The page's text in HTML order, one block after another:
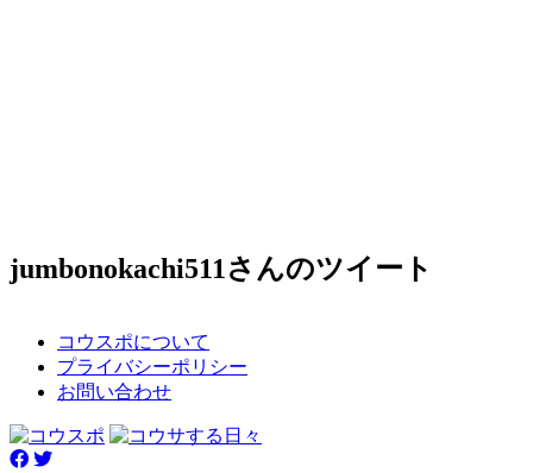
jumbonokachi511さんのツイート
コウスポについて
プライバシーポリシー
お問い合わせ